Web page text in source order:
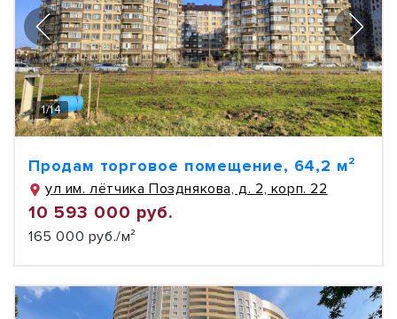
1/14
Продам торговое помещение, 64,2 м²
ул им. лётчика Позднякова, д. 2, корп. 22
10 593 000 руб.
165 000 руб./м²